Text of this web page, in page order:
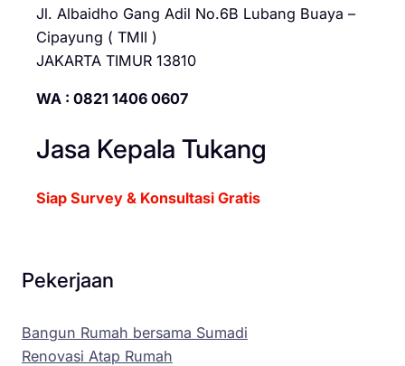
Jl. Albaidho Gang Adil No.6B Lubang Buaya –
Cipayung ( TMII )
JAKARTA TIMUR 13810
WA : 0821 1406 0607
Jasa Kepala Tukang
Siap Survey & Konsultasi Gratis
Pekerjaan
Bangun Rumah bersama Sumadi
Renovasi Atap Rumah